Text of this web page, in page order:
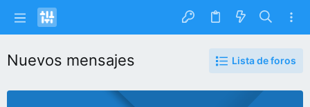
Nuevos mensajes Lista de foros